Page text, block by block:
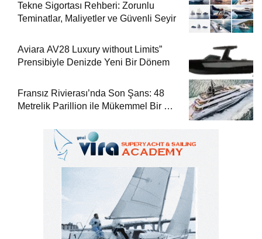
Tekne Sigortası Rehberi: Zorunlu
Teminatlar, Maliyetler ve Güvenli Seyir
Aviara AV28 Luxury without Limits”
Prensibiyle Denizde Yeni Bir Dönem
Fransız Rivierası’nda Son Şans: 48
Metrelik Parillion ile Mükemmel Bir Yat